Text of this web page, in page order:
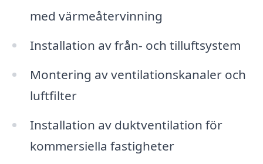
med värmeåtervinning
Installation av från- och tilluftsystem
Montering av ventilationskanaler och
luftfilter
Installation av duktventilation för
kommersiella fastigheter